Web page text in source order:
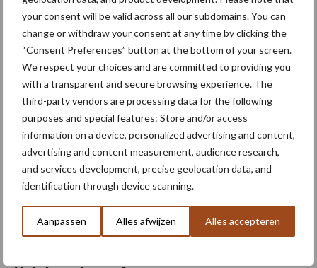
your consent will be valid across all our subdomains. You can
change or withdraw your consent at any time by clicking the
“Consent Preferences” button at the bottom of your screen.
We respect your choices and are committed to providing you
with a transparent and secure browsing experience. The
third-party vendors are processing data for the following
purposes and special features: Store and/or access
information on a device, personalized advertising and content,
advertising and content measurement, audience research,
and services development, precise geolocation data, and
identification through device scanning.
Aanpassen Alles afwijzen Alles accepteren
Negen op de tien Vlaamse land- en tuinbouwers hebben
minstens één negatieve impact ervaren door de coronacrisis. De
helft van de Vlaamse land- en tuinbouwers treft ook actief
maatregelen om de crisis het hoofd te bieden. Dat ...Lees meer